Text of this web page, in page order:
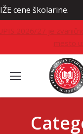
UPIS
2026/27 je
mesto